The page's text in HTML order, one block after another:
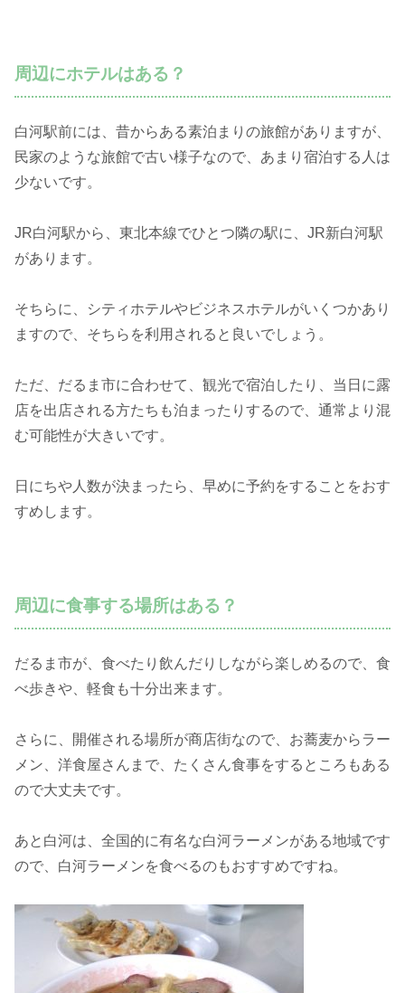
周辺にホテルはある？
白河駅前には、昔からある素泊まりの旅館がありますが、
民家のような旅館で古い様子なので、あまり宿泊する人は
少ないです。
JR白河駅から、東北本線でひとつ隣の駅に、JR新白河駅
があります。
そちらに、シティホテルやビジネスホテルがいくつかあり
ますので、そちらを利用されると良いでしょう。
ただ、だるま市に合わせて、観光で宿泊したり、当日に露
店を出店される方たちも泊まったりするので、通常より混
む可能性が大きいです。
日にちや人数が決まったら、早めに予約をすることをおす
すめします。
周辺に食事する場所はある？
だるま市が、食べたり飲んだりしながら楽しめるので、食
べ歩きや、軽食も十分出来ます。
さらに、開催される場所が商店街なので、お蕎麦からラー
メン、洋食屋さんまで、たくさん食事をするところもある
ので大丈夫です。
あと白河は、全国的に有名な白河ラーメンがある地域です
ので、白河ラーメンを食べるのもおすすめですね。